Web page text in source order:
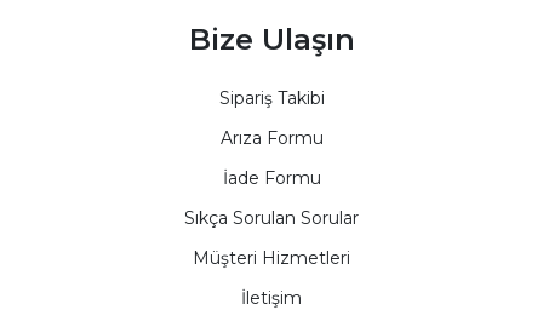
Bize Ulaşın
Sipariş Takibi
Arıza Formu
İade Formu
Sıkça Sorulan Sorular
Müşteri Hizmetleri
İletişim